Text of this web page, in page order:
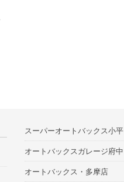
スーパーオートバックス小平
オートバックスガレージ府中
オートバックス・多摩店